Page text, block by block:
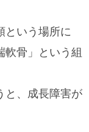
という場所に
軟骨」という組
と、成長障害が